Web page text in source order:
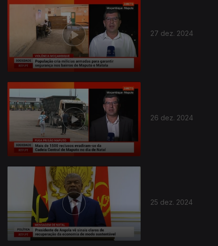
27 dez. 2024
26 dez. 2024
25 dez. 2024